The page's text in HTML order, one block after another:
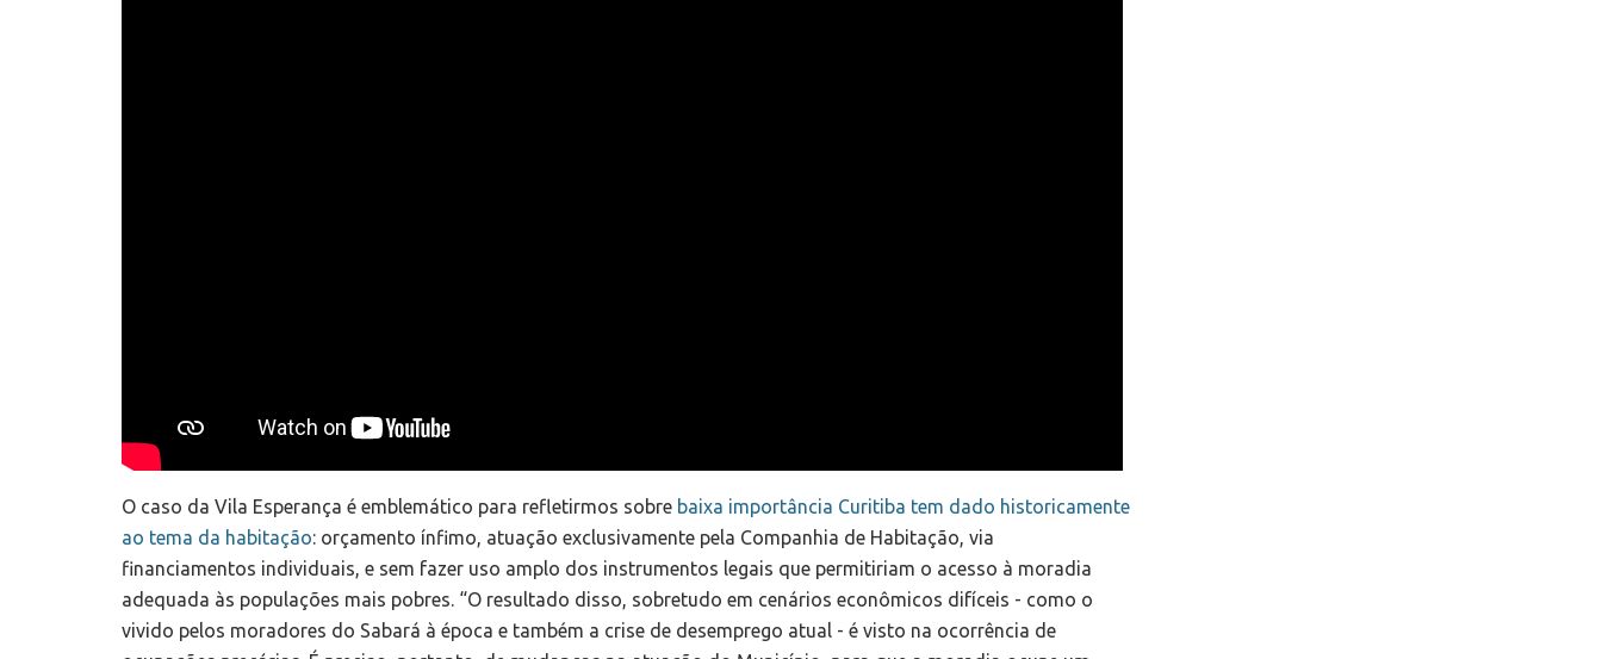
O caso da Vila Esperança é emblemático para refletirmos sobre baixa importância Curitiba tem dado historicamente
ao tema da habitação: orçamento ínfimo, atuação exclusivamente pela Companhia de Habitação, via
financiamentos individuais, e sem fazer uso amplo dos instrumentos legais que permitiriam o acesso à moradia
adequada às populações mais pobres. “O resultado disso, sobretudo em cenários econômicos difíceis - como o
vivido pelos moradores do Sabará à época e também a crise de desemprego atual - é visto na ocorrência de